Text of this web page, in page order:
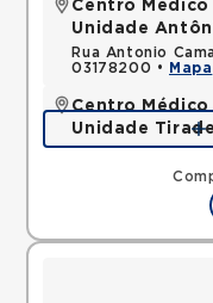
Centro Médico
Unidade
Rua Antonio
03178200 •
Mapa
Centro
Unidade
Rua Tiradentes,
09030560 •Mapa